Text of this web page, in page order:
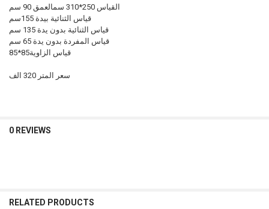
القياس 250*310 سمالعمق 90 سم
قياس الثنائية بيدة 155سم
قياس الثنائية بدون يدة 135 سم
قياس المفردة بدون يدة 65 سم
قياس الزاوية85*85
سعر المتر 320 الف
0 REVIEWS
RELATED PRODUCTS